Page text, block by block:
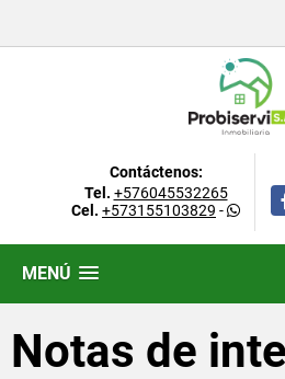
Contáctenos:
Tel. +576045532265
Cel. +573155103829 -
MENÚ
Notas de